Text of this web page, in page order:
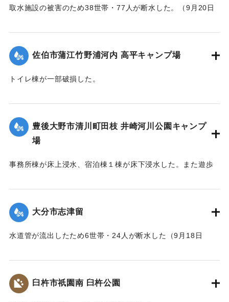
取水施設の被害のため38世帯・77人が断水した。（9月20日
佐伯市蒲江竹野浦河内 高平キャンプ場
トイレ棟が一部破損した。
｜固有コード:01204084
豊後大野市清川町田枝 井崎河川公園キャンプ
場
事務所棟が床上浸水、宿泊棟１棟が床下浸水した。また遊歩
大分市志津留
水道管が流出したため6世帯・24人が断水した（9月18日
臼杵市祇園南 臼杵公園